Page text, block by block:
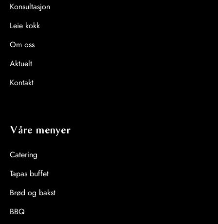
Konsultasjon
Leie kokk
Om oss
Aktuelt
Kontakt
Våre menyer
Catering
Tapas buffet
Brød og bakst
BBQ